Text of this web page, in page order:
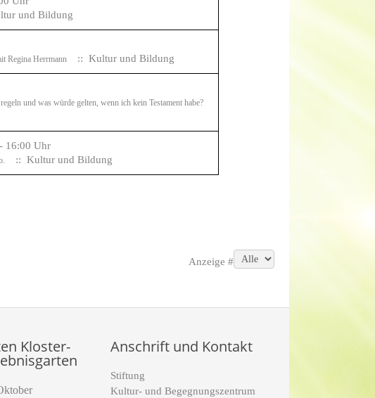
und Bildung
Regina Herrmann :: Kultur und Bildung
und was würde gelten, wenn ich kein Testament habe?
16:00 Uhr
:: Kultur und Bildung
Anzeige #
Kloster- Anschrift und Kontakt
Stiftung
Kultur- und Begegnungszentrum